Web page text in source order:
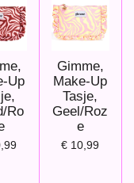
Up
Ro
Gimme,
Make-Up
Tasje,
Geel/Roz
e
€ 10,99